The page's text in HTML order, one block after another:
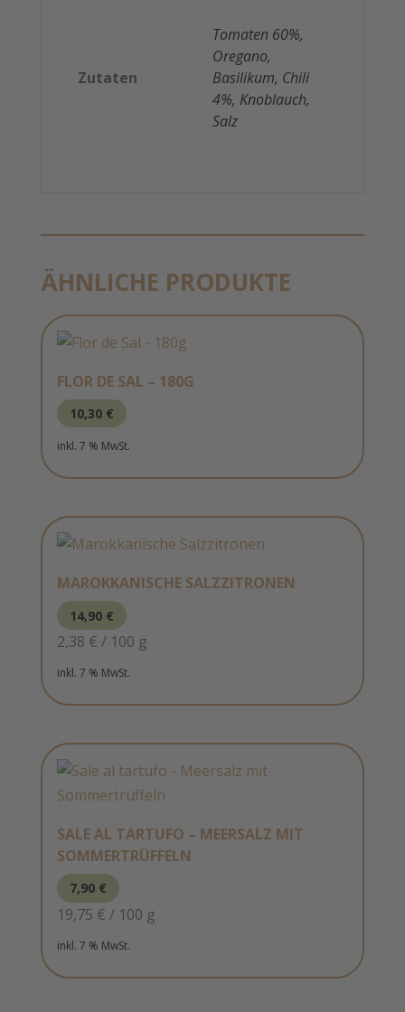
Zutaten
Tomaten 60%,
Oregano,
Basilikum, Chili
4%, Knoblauch,
Salz
ÄHNLICHE PRODUKTE
FLOR DE SAL – 180G
10,30 €
inkl. 7 % MwSt.
MAROKKANISCHE SALZZITRONEN
14,90 €
2,38 € / 100 g
inkl. 7 % MwSt.
SALE AL TARTUFO – MEERSALZ MIT
SOMMERTRÜFFELN
7,90 €
19,75 € / 100 g
inkl. 7 % MwSt.